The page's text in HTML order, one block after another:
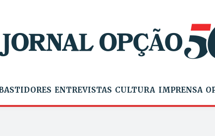
ENTREVISTAS CULTURA IMPRENSA